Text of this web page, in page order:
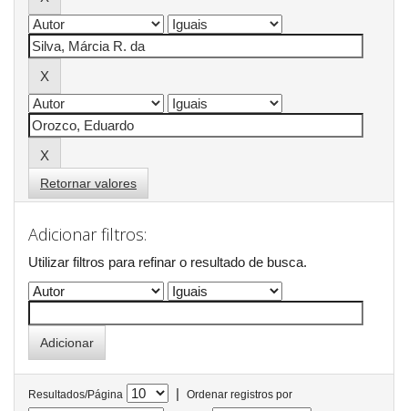
Retornar valores
Adicionar filtros:
Utilizar filtros para refinar o resultado de busca.
Resultados/Página |
Ordenar registros por